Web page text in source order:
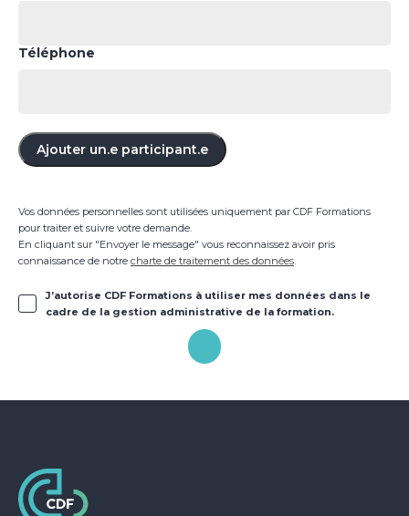
Téléphone
Ajouter un.e participant.e
Vos données personnelles sont utilisées uniquement par CDF Formations
pour traiter et suivre votre demande.
En cliquant sur "Envoyer le message" vous reconnaissez avoir pris
connaissance de notre charte de traitement des données.
J’autorise CDF Formations à utiliser mes données dans le
cadre de la gestion administrative de la formation.